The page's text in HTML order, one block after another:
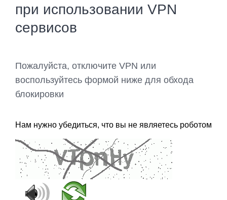
при использовании VPN
сервисов
Пожалуйста, отключите VPN или
воспользуйтесь формой ниже для обхода
блокировки
Нам нужно убедиться, что вы не являетесь роботом